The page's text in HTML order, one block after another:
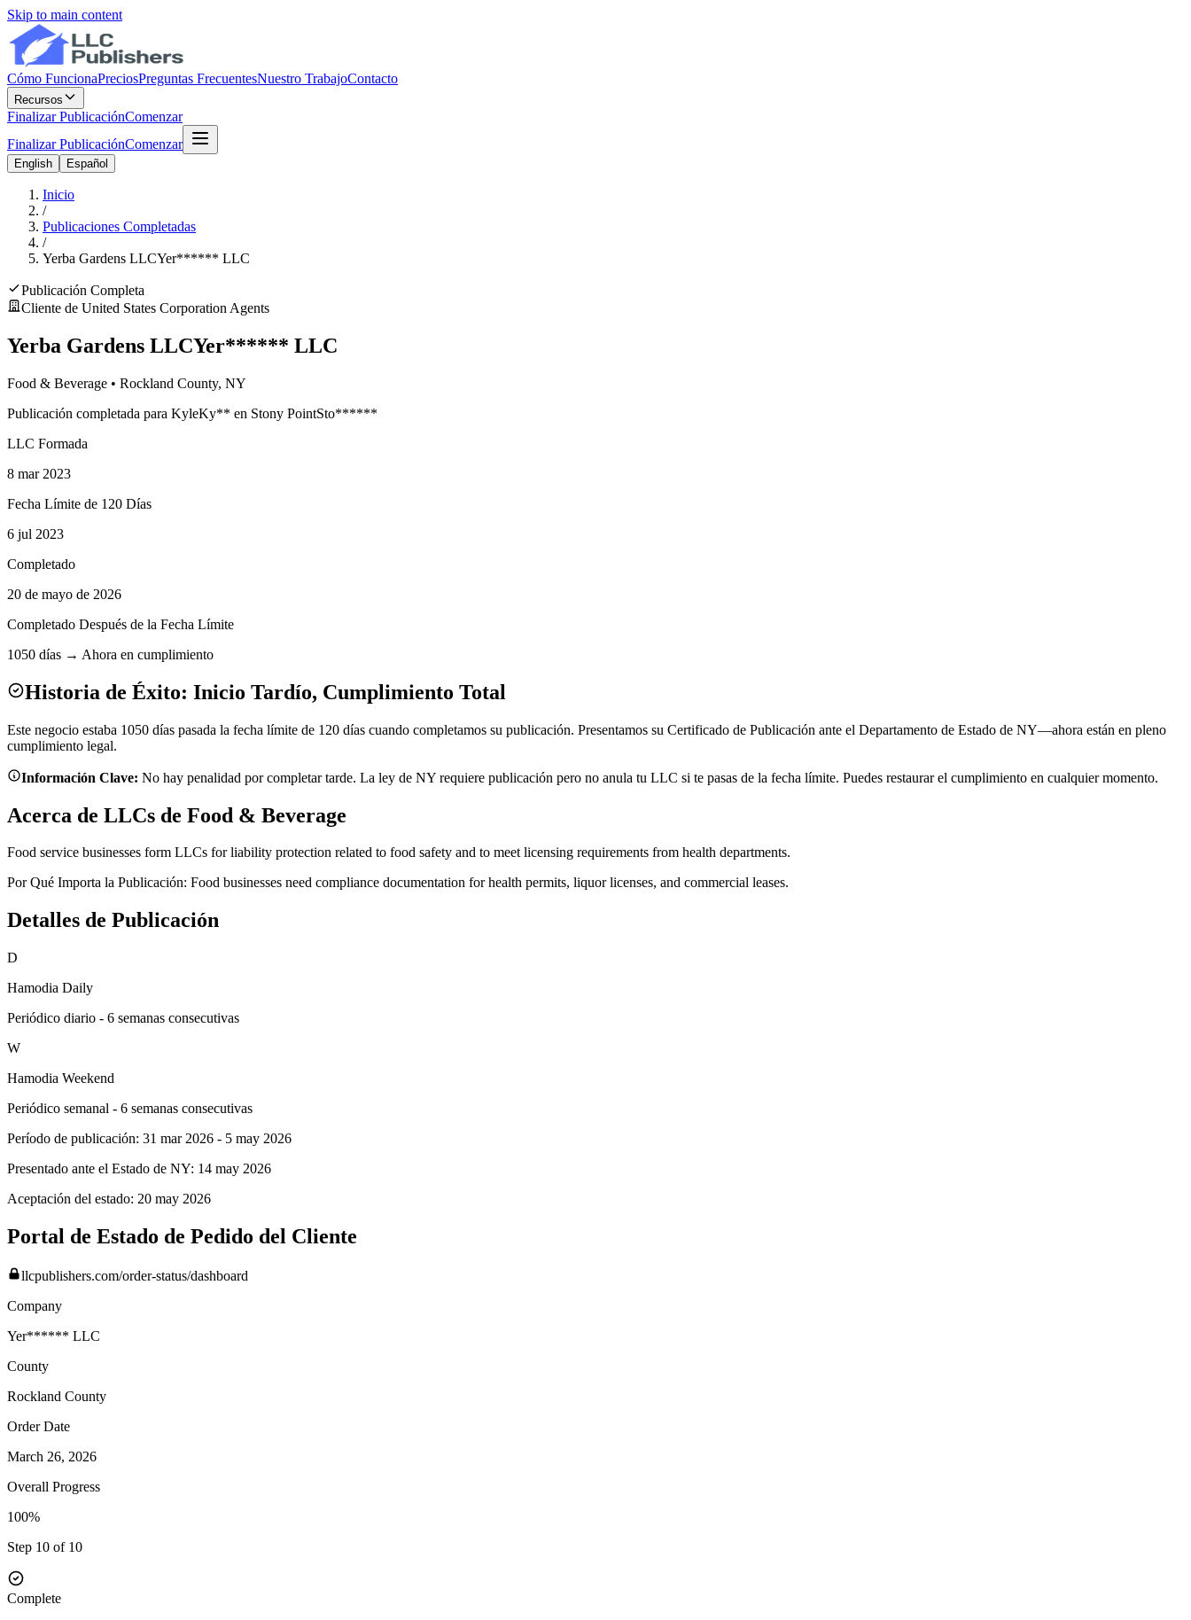
Skip to main content
Cómo FuncionaPreciosPreguntas FrecuentesNuestro TrabajoContacto
Recursos
Finalizar PublicaciónComenzar
Finalizar PublicaciónComenzar
English Español
Inicio
/
Publicaciones Completadas
/
Yerba Gardens LLCYer****** LLC
Publicación Completa
Cliente de United States Corporation Agents
Yerba Gardens LLCYer****** LLC
Food & Beverage • Rockland County, NY
Publicación completada para KyleKy** en Stony PointSto******
LLC Formada
8 mar 2023
Fecha Límite de 120 Días
6 jul 2023
Completado
20 de mayo de 2026
Completado Después de la Fecha Límite
1050 días → Ahora en cumplimiento
Historia de Éxito: Inicio Tardío, Cumplimiento Total
Este negocio estaba 1050 días pasada la fecha límite de 120 días cuando completamos su publicación. Presentamos su Certificado de Publicación ante el Departamento de Estado de NY—ahora están en pleno
cumplimiento legal.
Información Clave: No hay penalidad por completar tarde. La ley de NY requiere publicación pero no anula tu LLC si te pasas de la fecha límite. Puedes restaurar el cumplimiento en cualquier momento.
Acerca de LLCs de Food & Beverage
Food service businesses form LLCs for liability protection related to food safety and to meet licensing requirements from health departments.
Por Qué Importa la Publicación: Food businesses need compliance documentation for health permits, liquor licenses, and commercial leases.
Detalles de Publicación
D
Hamodia Daily
Periódico diario - 6 semanas consecutivas
W
Hamodia Weekend
Periódico semanal - 6 semanas consecutivas
Período de publicación: 31 mar 2026 - 5 may 2026
Presentado ante el Estado de NY: 14 may 2026
Aceptación del estado: 20 may 2026
Portal de Estado de Pedido del Cliente
llcpublishers.com/order-status/dashboard
Company
Yer****** LLC
County
Rockland County
Order Date
March 26, 2026
Overall Progress
100%
Step 10 of 10
Complete